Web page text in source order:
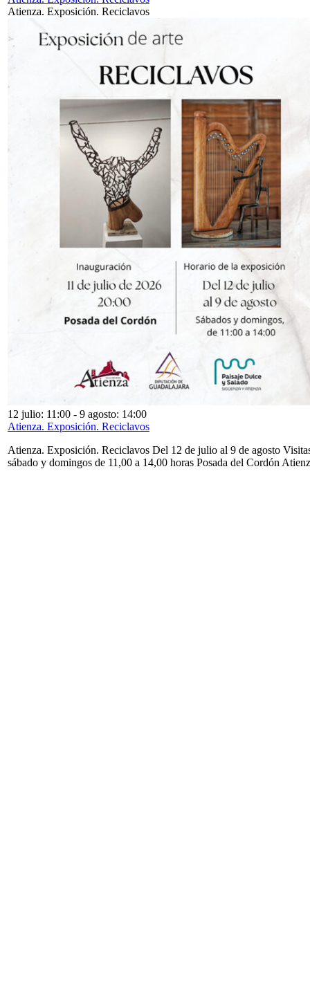
Atienza. Exposición. Reciclavos
12 julio: 11:00 - 9 agosto: 14:00
Atienza. Exposición. Reciclavos
Atienza. Exposición. Reciclavos Del 12 de julio al 9 de agosto
sábado y domingos de 11,00 a 14,00 horas Posada del Cordón